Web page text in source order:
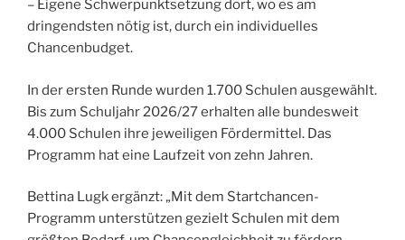
– Eigene Schwerpunktsetzung dort, wo es am
dringendsten nötig ist, durch ein individuelles
Chancenbudget.
In der ersten Runde wurden 1.700 Schulen ausgewählt.
Bis zum Schuljahr 2026/27 erhalten alle bundesweit
4.000 Schulen ihre jeweiligen Fördermittel. Das
Programm hat eine Laufzeit von zehn Jahren.
Bettina Lugk ergänzt: „Mit dem Startchancen-
Programm unterstützen gezielt Schulen mit dem